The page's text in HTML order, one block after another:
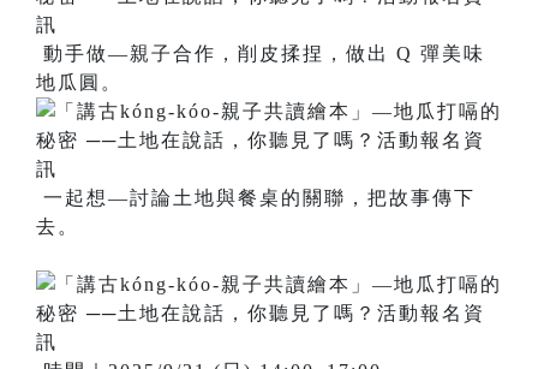
動手做—親子合作，削皮揉捏，做出 Q 彈美味
地瓜圓。
一起想—討論土地與餐桌的關聯，把故事傳下
去。